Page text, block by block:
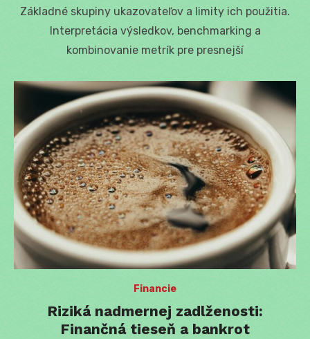
Základné skupiny ukazovateľov a limity ich použitia.
Interpretácia výsledkov, benchmarking a
kombinovanie metrík pre presnejší
Financie
Riziká nadmernej zadlženosti:
Finančná tieseň a bankrot